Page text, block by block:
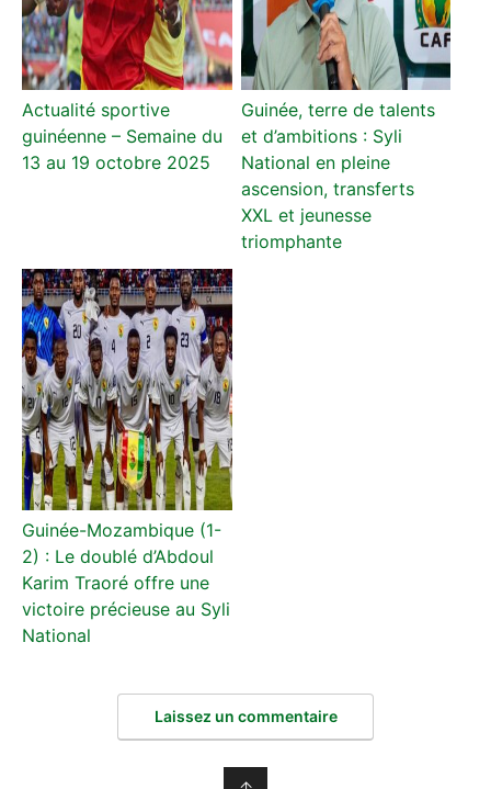
Actualité sportive
guinéenne – Semaine du
13 au 19 octobre 2025
Guinée, terre de talents
et d’ambitions : Syli
National en pleine
ascension, transferts
XXL et jeunesse
triomphante
Guinée-Mozambique (1-
2) : Le doublé d’Abdoul
Karim Traoré offre une
victoire précieuse au Syli
National
Laissez un commentaire